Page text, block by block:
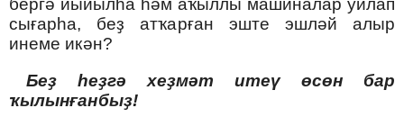
бергә йыйылһа һәм аҡыллы машиналар уйлап
сығарһа, беҙ атҡарған эште эшләй алыр
инеме икән?
Беҙ һеҙгә хеҙмәт итеү өсөн бар
ҡылынғанбыҙ!